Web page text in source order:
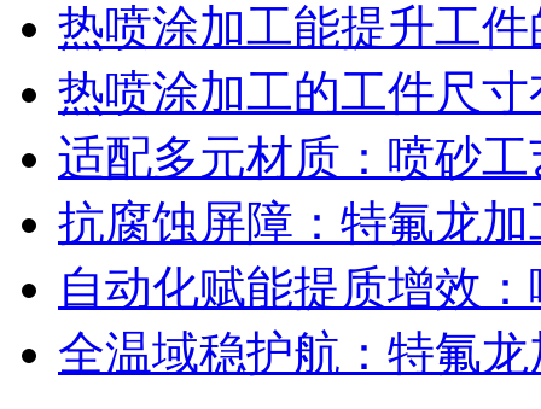
热喷涂加工能提升工件
热喷涂加工的工件尺寸
适配多元材质：喷砂工
抗腐蚀屏障：特氟龙加
自动化赋能提质增效
全温域稳护航：特氟龙